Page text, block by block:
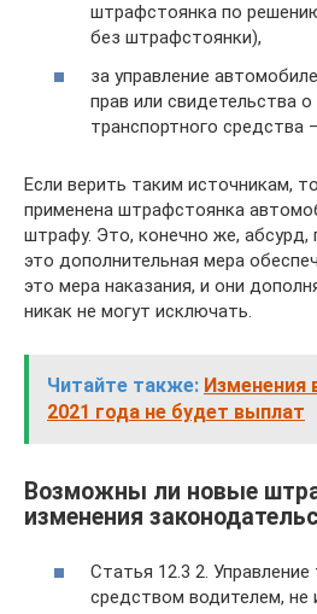
штрафстоянка по
без штрафстоянки),
за управление
прав или свидетельства о
транспортного средства
Если верить таким источникам,
применена штрафстоянка
штрафу. Это, конечно же, абсурд,
это дополнительная мера
это мера наказания, и они
никак не могут исключать.
Читайте также: Изменения
2021 года не будет выплат
Возможны ли новые
изменения
Статья 12.3 2.
средством водителем,